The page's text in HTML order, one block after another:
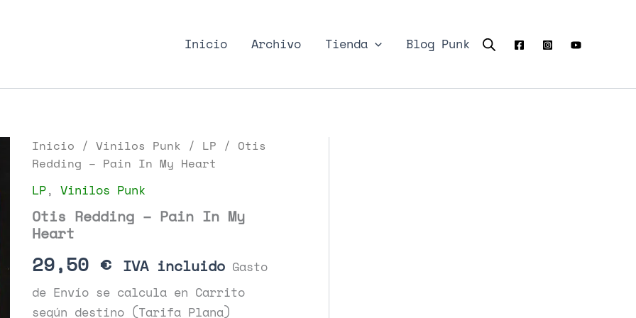
Inicio Archivo Tienda Blog Punk
Inicio / Vinilos Punk / LP / Otis
Redding – Pain In My Heart
LP, Vinilos Punk
Otis Redding – Pain In My
Heart
29,50 € IVA incluido Gasto
de Envío se calcula en Carrito
según destino (Tarifa Plana)